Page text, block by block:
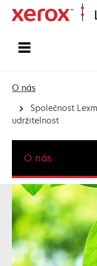
O nás
Společnost
udržitelnost
O nás